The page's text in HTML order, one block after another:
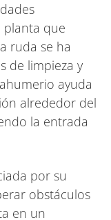
planta que
ruda se ha
de limpieza y
ayuda
alrededor del
la entrada
por su
obstáculos
en un